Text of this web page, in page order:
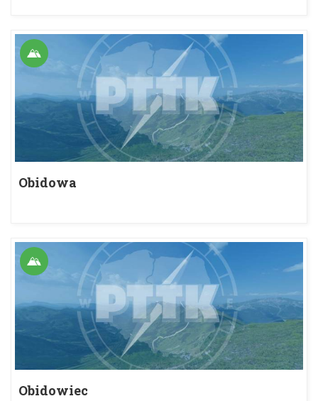
Obidowa
Obidowiec